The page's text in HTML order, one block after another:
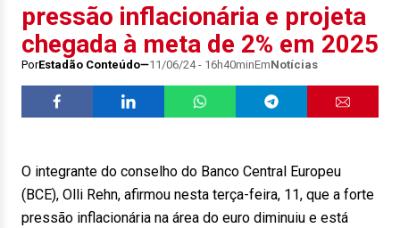
pressão inflacionária e projeta
chegada à meta de 2% em 2025
PorEstadão Conteúdo 11/06/24 - 16h40minEmNotícias
O integrante do conselho do Banco Central Europeu
(BCE), Olli Rehn, afirmou nesta terça-feira, 11, que a forte
pressão inflacionária na área do euro diminuiu e está